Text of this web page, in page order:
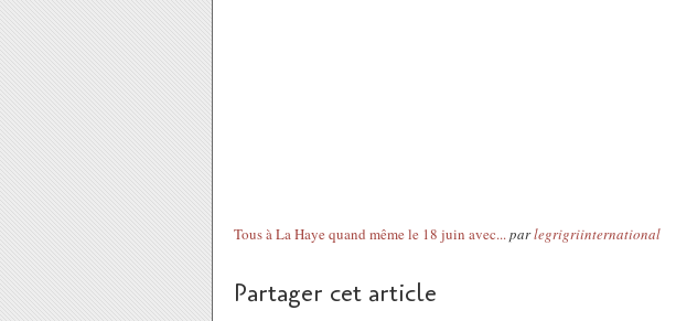
Tous à La Haye quand même le 18 juin avec...parlegrigriinternational
Partager cet article